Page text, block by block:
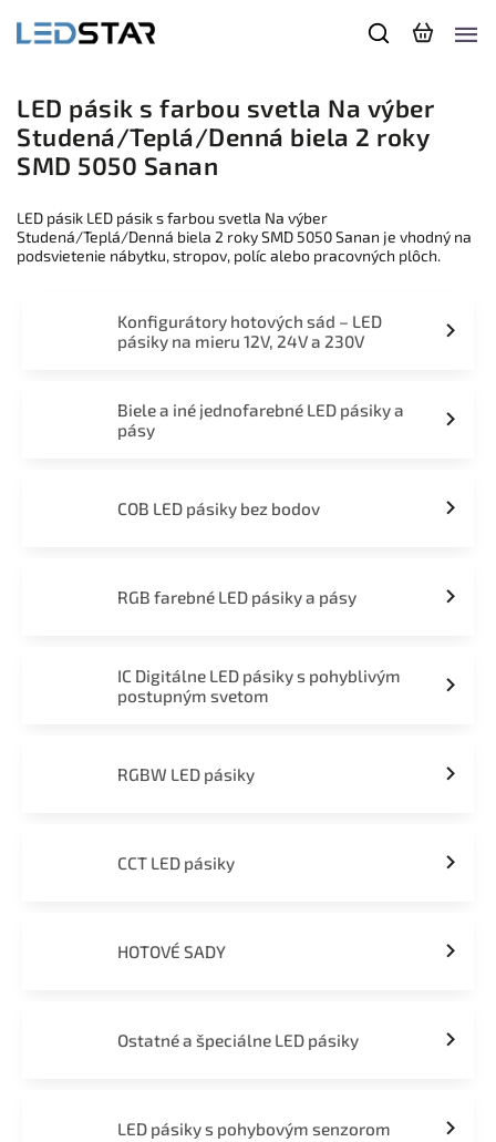
LED pásik s farbou svetla Na výber
Studená/Teplá/Denná biela 2 roky
SMD 5050 Sanan
LED pásik LED pásik s farbou svetla Na výber
Studená/Teplá/Denná biela 2 roky SMD 5050 Sanan je vhodný na
podsvietenie nábytku, stropov, políc alebo pracovných plôch.
Konfigurátory hotových sád – LED
pásiky na mieru 12V, 24V a 230V
Biele a iné jednofarebné LED pásiky a
pásy
COB LED pásiky bez bodov
RGB farebné LED pásiky a pásy
IC Digitálne LED pásiky s pohyblivým
postupným svetom
RGBW LED pásiky
CCT LED pásiky
HOTOVÉ SADY
Ostatné a špeciálne LED pásiky
LED pásiky s pohybovým senzorom